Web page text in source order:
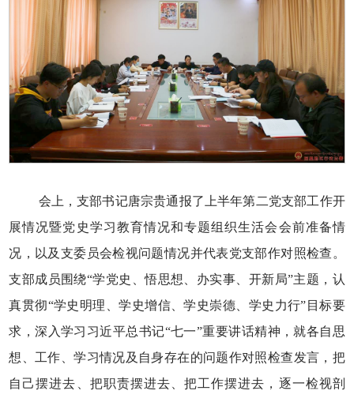
会上，支部书记唐宗贵通报了上半年第二党支部工作开
展情况暨党史学习教育情况和专题组织生活会会前准备情
况，以及支委员会检视问题情况并代表党支部作对照检查。
支部成员围绕“学党史、悟思想、办实事、开新局”主题，认
真贯彻“学史明理、学史增信、学史崇德、学史力行”目标要
求，深入学习习近平总书记“七一”重要讲话精神，就各自思
想、工作、学习情况及自身存在的问题作对照检查发言，把
自己摆进去、把职责摆进去、把工作摆进去，逐一检视剖